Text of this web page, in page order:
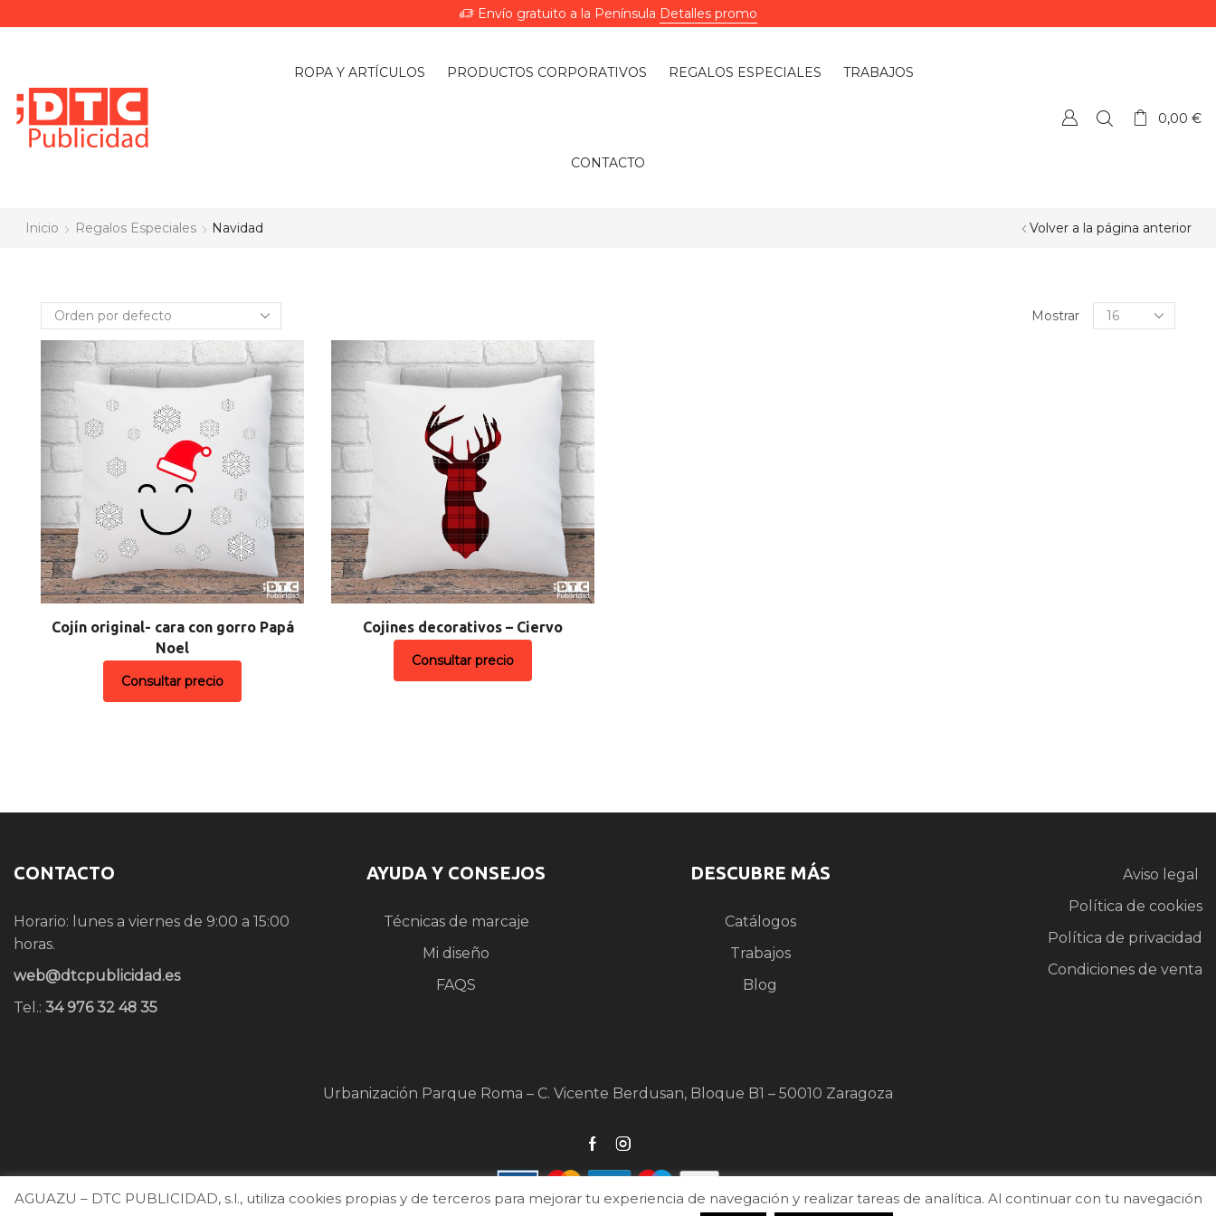
Envío gratuito a la Península Detalles promo
ROPA Y ARTÍCULOS PRODUCTOS CORPORATIVOS REGALOS ESPECIALES TRABAJOS
CONTACTO
0,00€
Inicio Regalos Especiales Navidad Volver a la página anterior
Mostrar
Cojín original- cara con gorro Papá
Noel
Consultar precio
Cojines decorativos – Ciervo
Consultar precio
CONTACTO
Horario: lunes a viernes de 9:00 a 15:00
horas.
web@dtcpublicidad.es
Tel.: 34 976 32 48 35
AYUDA Y CONSEJOS
Técnicas de marcaje
Mi diseño
FAQS
DESCUBRE MÁS
Catálogos
Trabajos
Blog
Aviso legal
Política de cookies
Política de privacidad
Condiciones de venta
Urbanización Parque Roma – C. Vicente Berdusan, Bloque B1 – 50010 Zaragoza
AGUAZU – DTC PUBLICIDAD, s.l., utiliza cookies propias y de terceros para mejorar tu experiencia de navegación y realizar tareas de analítica. Al continuar con tu navegación